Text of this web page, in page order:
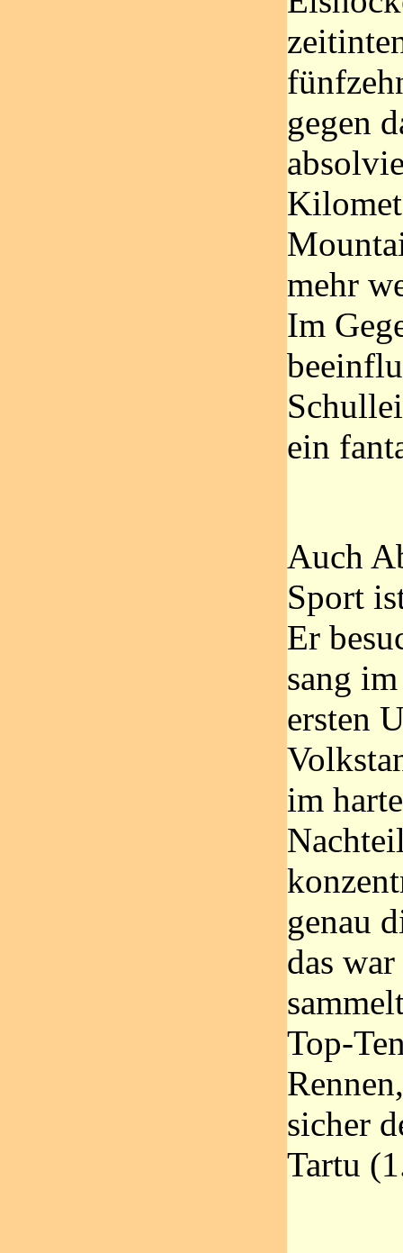
gegen
mehr
Im
ein
Auch
Sport
Er
sang
ersten
im
genau
das
Top-
sicher
Tartu